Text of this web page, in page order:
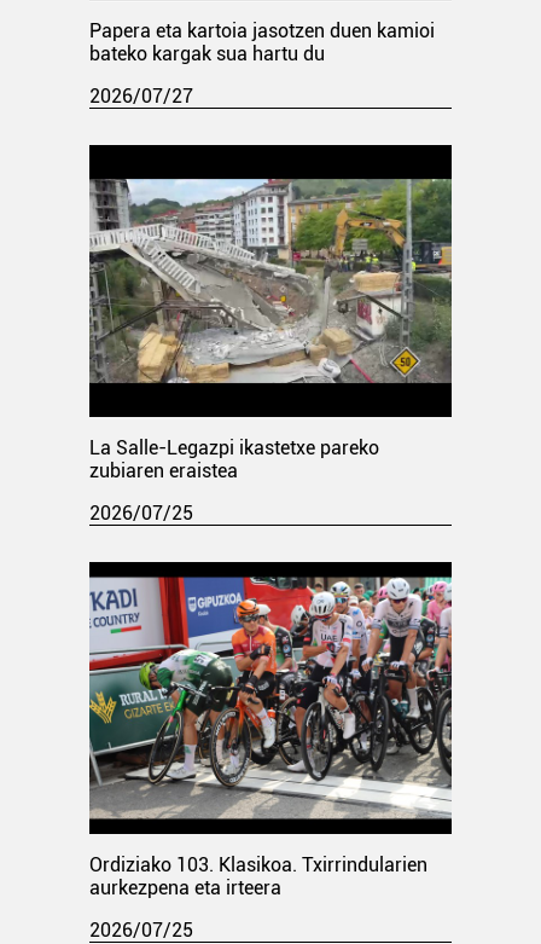
Papera eta kartoia jasotzen duen kamioi
bateko kargak sua hartu du
2026/07/27
La Salle-Legazpi ikastetxe pareko
zubiaren eraistea
2026/07/25
Ordiziako 103. Klasikoa. Txirrindularien
aurkezpena eta irteera
2026/07/25